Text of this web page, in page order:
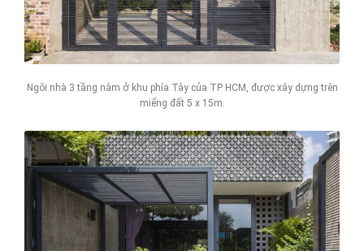
Ngôi nhà 3 tầng nằm ở khu phía Tây của TP HCM, được xây dựng trên
miếng đất 5 x 15m.